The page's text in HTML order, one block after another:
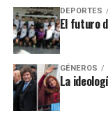
DEPORTES
El futuro
GÉNEROS
La